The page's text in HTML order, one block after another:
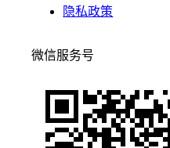
隐私政策
微信服务号